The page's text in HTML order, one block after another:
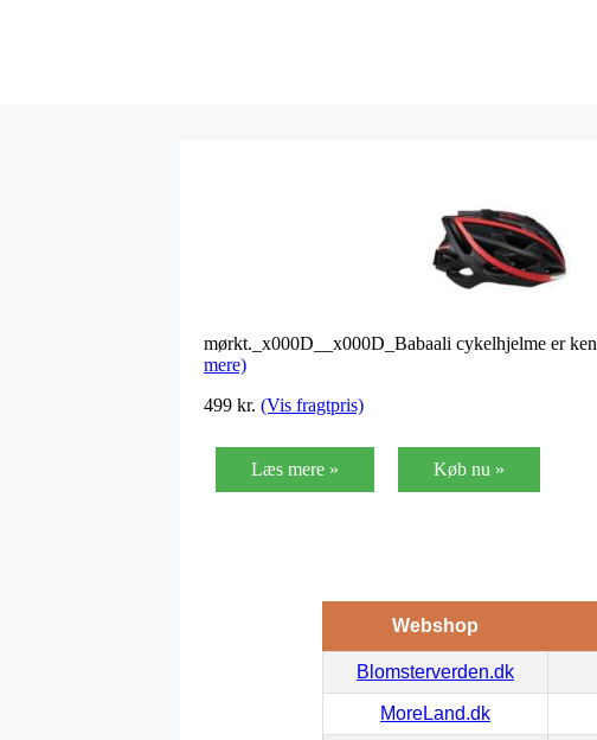
mørkt._x000D__x000D_Babaali cykelhjelme er
mere)
499 kr. (Vis fragtpris)
Læs mere » Køb nu »
Webshop
Blomsterverden.dk
MoreLand.dk